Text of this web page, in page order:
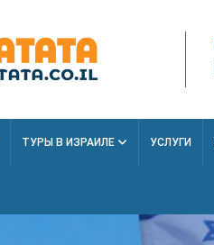
ТУРЫ В ИЗРАИЛЕ УСЛУГИ